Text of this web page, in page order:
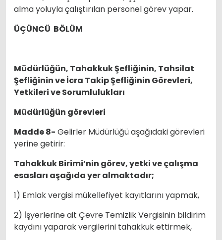
alma yoluyla çalıştırılan personel görev yapar.
ÜÇÜNCÜ BÖLÜM
Müdürlüğün, Tahakkuk Şefliğinin, Tahsilat
Şefliğinin ve İcra Takip Şefliğinin Görevleri,
Yetkileri ve Sorumlulukları
Müdürlüğün görevleri
Madde 8- Gelirler Müdürlüğü aşağıdaki görevleri
yerine getirir:
Tahakkuk Birimi’nin görev, yetki ve çalışma
esasları aşağıda yer almaktadır;
1) Emlak vergisi mükellefiyet kayıtlarını yapmak,
2) İşyerlerine ait Çevre Temizlik Vergisinin bildirim
kaydını yaparak vergilerini tahakkuk ettirmek,